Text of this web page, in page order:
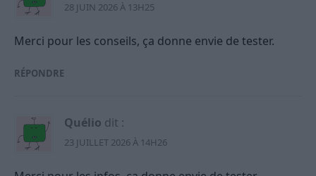
28 JUIN 2026 À 13H25
Merci pour les conseils, ça donne envie de tester.
RÉPONDRE
Quélio dit :
23 JUILLET 2026 À 14H26